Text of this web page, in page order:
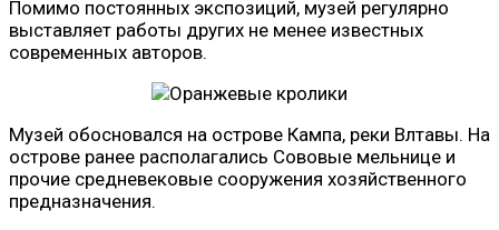
Помимо постоянных экспозиций, музей регулярно
выставляет работы других не менее известных
современных авторов.
Музей обосновался на острове Кампа, реки Влтавы. На
острове ранее располагались Сововые мельнице и
прочие средневековые сооружения хозяйственного
предназначения.